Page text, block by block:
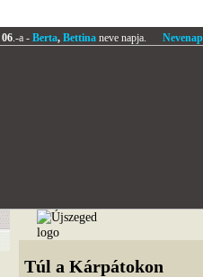
06.-a - Berta, Bettinaneve napja.
Túl a Kárpátokon